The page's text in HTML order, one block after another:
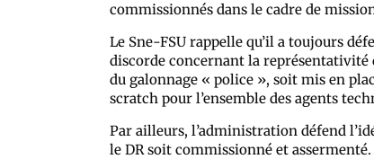
commissionnés dans le cadre de
Le Sne-FSU rappelle qu’il a toujours
discorde concernant la représentativité
du galonnage « police », soit mis en
scratch pour l’ensemble des agents
Par ailleurs, l’administration défend
le DR soit commissionné et